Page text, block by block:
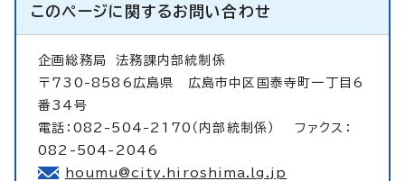
このページに関するお問い合わせ
企画総務局法務課内部統制係
〒730-8586広島県 広島市中区国泰寺町一丁目6
番34号
電話：082-504-2170（内部統制係） ファクス：
082-504-2046
houmu@city.hiroshima.lg.jp